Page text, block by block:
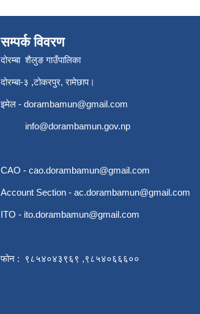
सम्पर्क विवरण
दोरम्बा शैलुङ गाउँपालिका
दोरम्बा-३ ,टोकरपुर, रामेछाप।
इमेल - dorambamun@gmail.com
info@dorambamun.gov.np
CAO - cao.dorambamun@gmail.com
Account Section - ac.dorambamun@gmail.com
ITO - ito.dorambamun@gmail.com
फोन : ९८५४०४३९६९ ,९८५४०६६६००